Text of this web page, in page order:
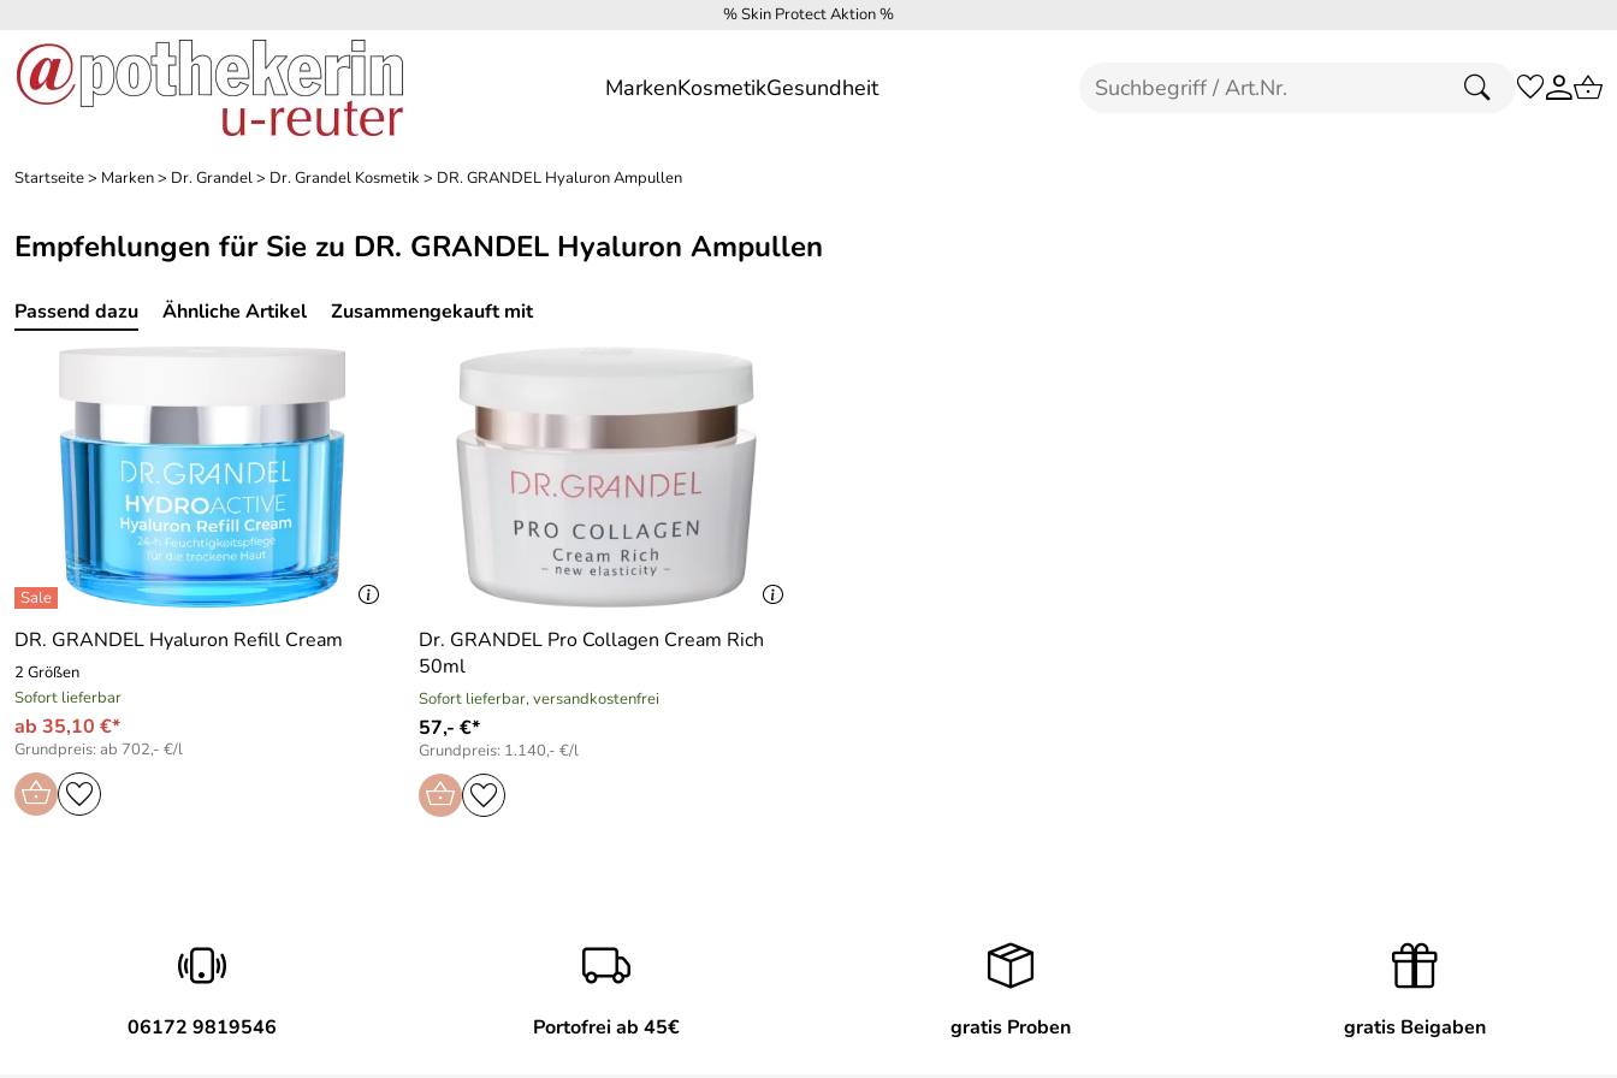
% Skin Protect Aktion %
MarkenKosmetikGesundheit
Startseite> Marken> Dr. Grandel> Dr. Grandel Kosmetik > DR. GRANDEL Hyaluron Ampullen
Empfehlungen für Sie zu DR. GRANDEL Hyaluron Ampullen
Passend dazu
DR. GRANDEL Hyaluron Refill Cream
2 Größen
Sofort lieferbar
ab 35,10 €*
Grundpreis: ab 702,- €/l
Dr. GRANDEL Pro Collagen Cream Rich
50ml
Sofort lieferbar, versandkostenfrei
57,- €*
Grundpreis: 1.140,- €/l
Ähnliche Artikel Zusammengekauft mit
06172 9819546 Portofrei ab 45€ gratis Proben gratis Beigaben